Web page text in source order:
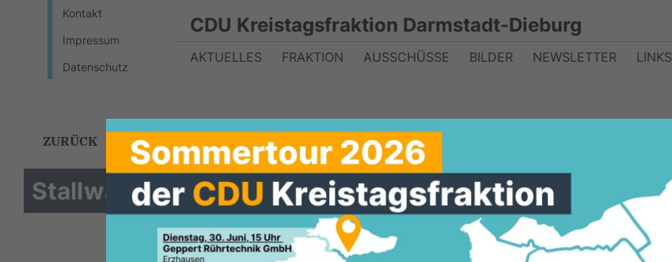
Kontakt
Impressum
Datenschutz
CDU Kreistagsfraktion Darmstadt-Dieburg
AKTUELLES FRAKTION AUSSCHÜSSE BILDER NEWSLETTER LINKS
ZURÜCK
Stallwache im Kohlekraftwerk Groß-Krotzenburg 2010